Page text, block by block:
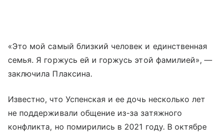
«Это мой самый близкий человек и единственная
семья. Я горжусь ей и горжусь этой фамилией», —
заключила Плаксина.
Известно, что Успенская и ее дочь несколько лет
не поддерживали общение из-за затяжного
конфликта, но помирились в 2021 году. В октябре